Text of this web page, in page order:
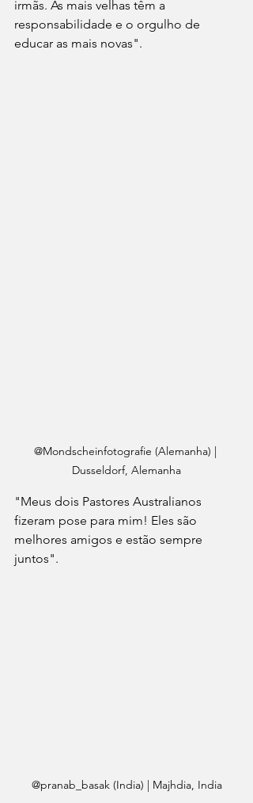
irmãs. As mais velhas têm a
responsabilidade e o orgulho de
educar as mais novas".
@Mondscheinfotografie (Alemanha) |
Dusseldorf, Alemanha
"Meus dois Pastores Australianos
fizeram pose para mim! Eles são
melhores amigos e estão sempre
juntos".
@pranab_basak (India) | Majhdia, India